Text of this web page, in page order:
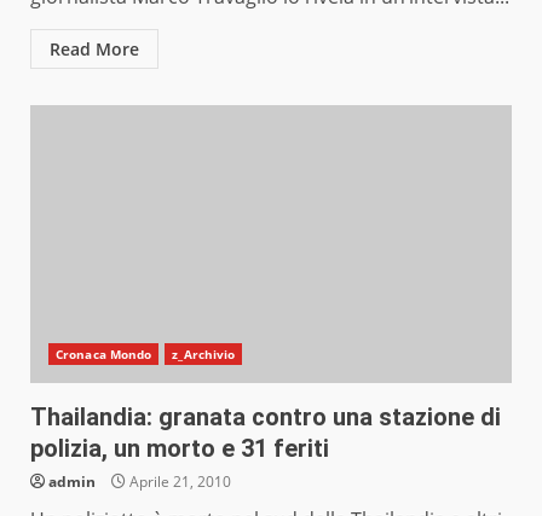
Read More
Cronaca Mondo z_Archivio
Thailandia: granata contro una stazione di
polizia, un morto e 31 feriti
admin Aprile 21, 2010